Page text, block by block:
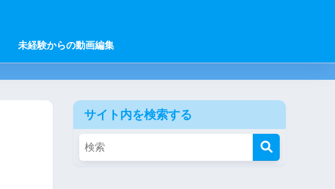
未経験からの動画編集
サイト内を検索する